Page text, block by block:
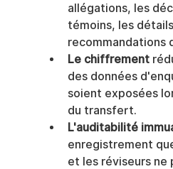
allégations, les
témoins, les
recommandations
Le chiffrement
des données
soient exposées
du transfert.
L'auditabilité
enregistrement
et les réviseurs ne